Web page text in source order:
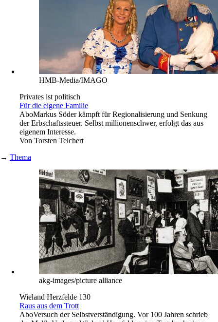
HMB-Media/IMAGO
Privates ist politisch
Für die eigene Familie
AboMarkus Söder kämpft für Regionalisierung und Senkung
der Erbschaftssteuer. Selbst millionenschwer, erfolgt das aus
eigenem Interesse.
Von Torsten Teichert
→ Thema
akg-images/picture alliance
Wieland Herzfelde 130
Raus aus dem Trott
AboVersuch der Selbstverständigung. Vor 100 Jahren schrieb